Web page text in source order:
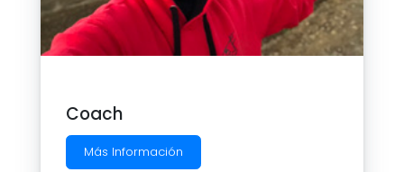
Coach
Más Información